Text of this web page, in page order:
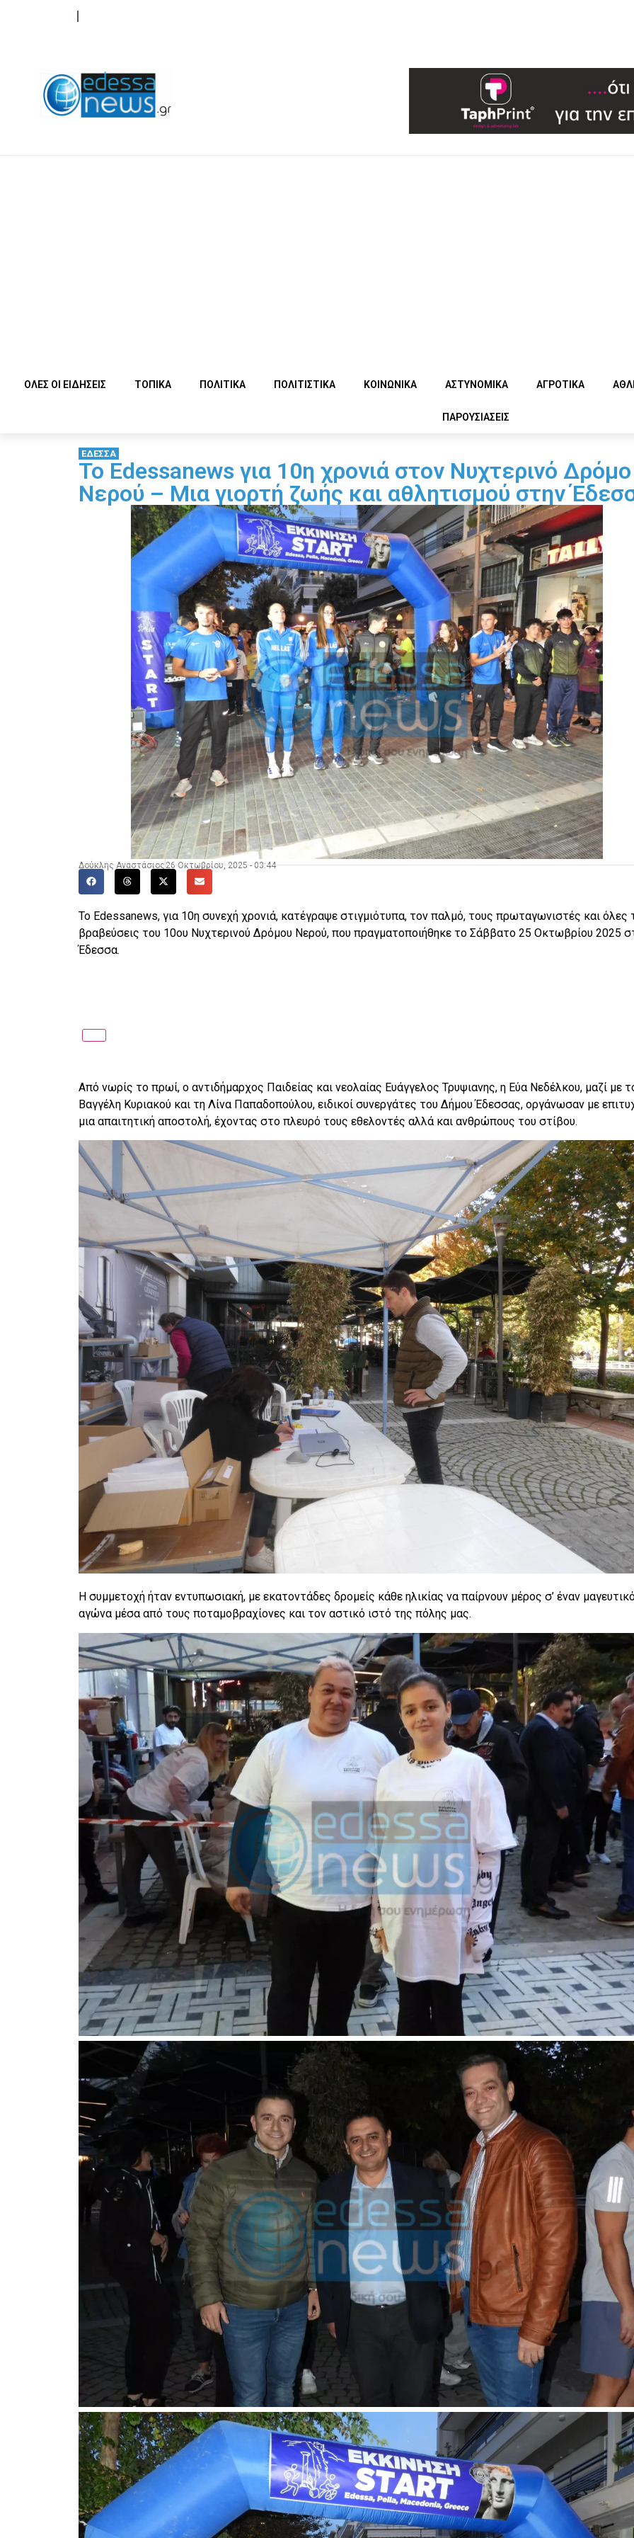
ΟΛΕΣ ΟΙ ΕΙΔΗΣΕΙΣ ΤΟΠΙΚΑ ΠΟΛΙΤΙΚΑ ΠΟΛΙΤΙΣΤΙΚΑ ΚΟΙΝΩΝΙΚΑ ΑΣΤΥΝΟΜΙΚΑ ΑΓΡΟΤΙΚΑ
ΠΑΡΟΥΣΙΑΣΕΙΣ
ΕΔΕΣΣΑ
Το Edessanews για 10η χρονιά στον Νυχτερινό Δρόμο
Νερού – Μια γιορτή ζωής και αθλητισμού στην
Δούκλης Αναστάσιος 26 Οκτωβρίου, 2025 - 03:44
Το Edessanews, για 10η συνεχή χρονιά, κατέγραψε στιγμιότυπα, τον παλμό, τους πρωταγωνιστές και όλες
βραβεύσεις του 10ου Νυχτερινού Δρόμου Νερού, που πραγματοποιήθηκε το Σάββατο 25 Οκτωβρίου 2025
Έδεσσα.
Από νωρίς το πρωί, ο αντιδήμαρχος Παιδείας και νεολαίας Ευάγγελος Τρυψιανης, η Εύα Νεδέλκου, μαζί με
Βαγγέλη Κυριακού και τη Λίνα Παπαδοπούλου, ειδικοί συνεργάτες του Δήμου Έδεσσας, οργάνωσαν με
μια απαιτητική αποστολή, έχοντας στο πλευρό τους εθελοντές αλλά και ανθρώπους του στίβου.
Η συμμετοχή ήταν εντυπωσιακή, με εκατοντάδες δρομείς κάθε ηλικίας να παίρνουν μέρος σ’ έναν
αγώνα μέσα από τους ποταμοβραχίονες και τον αστικό ιστό της πόλης μας.